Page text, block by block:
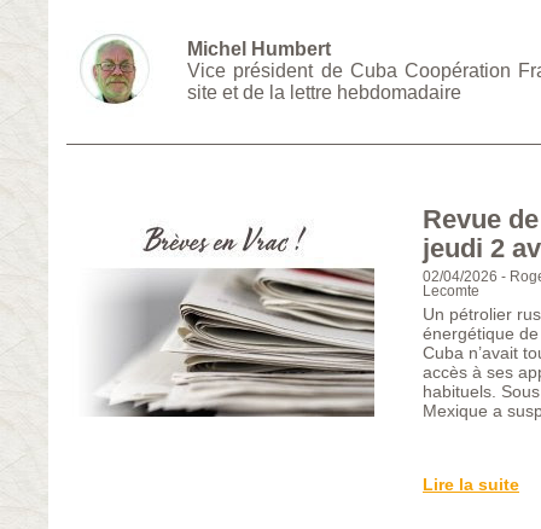
Michel Humbert
Vice président de Cuba Coopération
site et de la lettre hebdomadaire
Revue
jeudi 2
02/04/2026 -
Lecomte
Un pétrolier
énergétique
Cuba n’avait
accès à ses
habituels.
Mexique a
Lire la suite